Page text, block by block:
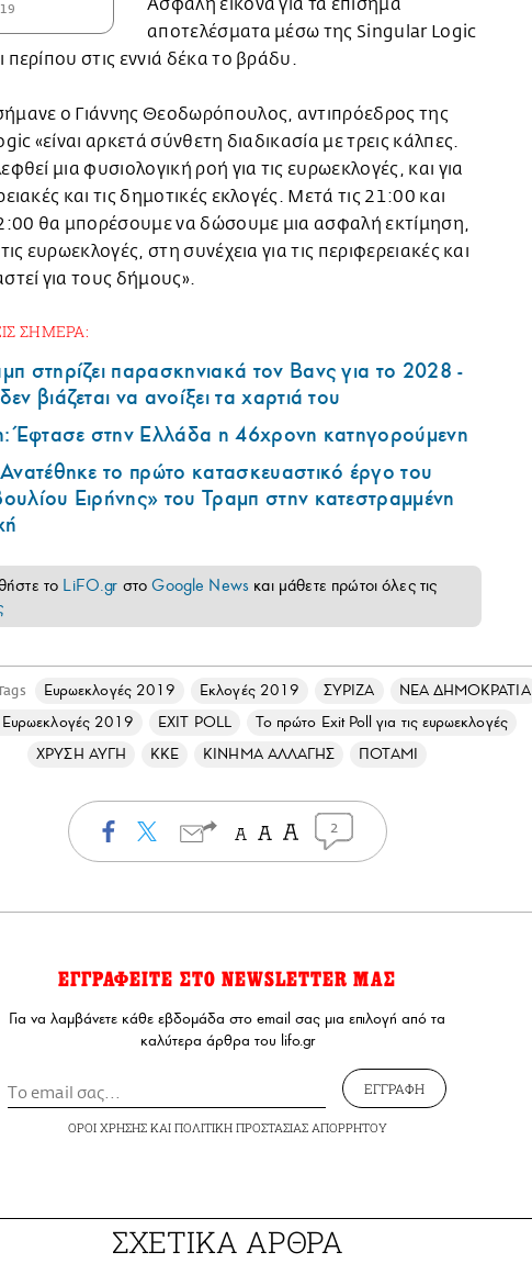
Ασφαλή εικόνα για τα επίσημα
αποτελέσματα μέσω της Singular Logic
περίπου στις εννιά δέκα το βράδυ.
ο Γιάννης Θεοδωρόπουλος, αντιπρόεδρος της
«είναι αρκετά σύνθετη διαδικασία με τρεις κάλπες.
μια φυσιολογική ροή για τις ευρωεκλογές, και για
και τις δημοτικές εκλογές. Μετά τις 21:00 και
θα μπορέσουμε να δώσουμε μια ασφαλή εκτίμηση,
ευρωεκλογές, στη συνέχεια για τις περιφερειακές και
για τους δήμους».
ΣΗΜΕΡΑ:
στηρίζει παρασκηνιακά τον Βανς για το 2028 -
βιάζεται να ανοίξει τα χαρτιά του
Έφτασε στην Ελλάδα η 46χρονη κατηγορούμενη
το πρώτο κατασκευαστικό έργο του
Ειρήνης» του Τραμπ στην κατεστραμμένη
το LiFO.gr στοGoogle News και μάθετε πρώτοι όλες τις
Ευρωεκλογές 2019 Εκλογές 2019 ΣΥΡΙΖΑ
ΝΕΑ ΔΗΜΟΚΡΑΤΙΑ
Ευρωεκλογές 2019
EXIT POLL
Το πρώτο Exit Poll για τις ευρωεκλογές
ΧΡΥΣΗ ΑΥΓΗ
ΚΚΕ ΚΙΝΗΜΑ ΑΛΛΑΓΗΣ ΠΟΤΑΜΙ
2
ΕΓΓΡΑΦΕΙΤΕ ΣΤΟ NEWSLETTER ΜΑΣ
Για να λαμβάνετε κάθε εβδομάδα στο email σας μια επιλογή από τα
καλύτερα άρθρα του lifo.gr
ΕΓΓΡΑΦΗ
ΟΡΟΙ ΧΡΗΣΗΣΚΑΙ ΠΟΛΙΤΙΚΗ ΠΡΟΣΤΑΣΙΑΣ ΑΠΟΡΡΗΤΟΥ
ΣΧΕΤΙΚΑ ΑΡΘΡΑ